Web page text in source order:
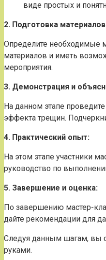
виде простых и
2. Подготовка
Определите необходимые
материалов и иметь
мероприятия.
3. Демонстрация и
На данном этапе
эффекта трещин.
4. Практический опыт:
На этом этапе участники
руководство по
5. Завершение и оценка:
По завершению мастер-
дайте рекомендации для
Следуя данным шагам, вы
руками.